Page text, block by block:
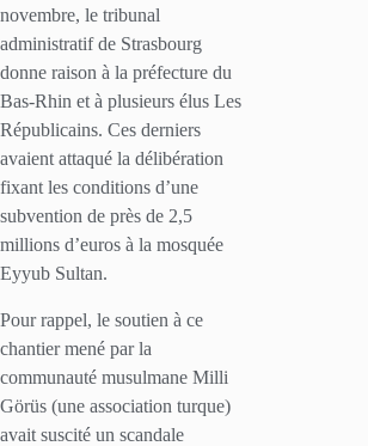
novembre, le tribunal
administratif de Strasbourg
donne raison à la préfecture du
Bas-Rhin et à plusieurs élus Les
Républicains. Ces derniers
avaient attaqué la délibération
fixant les conditions d’une
subvention de près de 2,5
millions d’euros à la mosquée
Eyyub Sultan.
Pour rappel, le soutien à ce
chantier mené par la
communauté musulmane Milli
Görüs (une association turque)
avait suscité un scandale